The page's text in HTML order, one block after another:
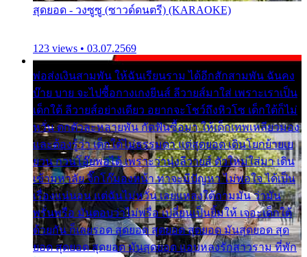
สุดยอด - วงซูซู (ซาวด์ดนตรี) (KARAOKE)
123 views • 03.07.2569
พ่อส่งเงินสามพัน ให้ฉันเรียนราม ได้อีกสักสามพัน ฉันคง
บ๊าย บาย จะไปซื้อกางเกงยีนส์ ลีวายส์มาใส่ เพราะเราเป็น
เด็กใต้ ลีวายส์อย่างเดียว อยากจะโชว์ถึงหิวโซ เด็กใต้ก็ไม่
หวั่น ตกตัวละหลายพัน กัดฟันซื้อมา ให้เด็กเทพเหลียวมอง
และต้องรู้ว่า เด็กใต้ไม่ธรรมดา แต่สุดยอด เดินโยกย้ายเย
ยวน กวนโอ๊ยพอได้ เพราะว่านุ่งลีวายส์ ตัวใหม่ใส่มา เดิน
เข้ามหาลัย จิ๊กโก๊มองหน้า ท่าจะมีปัญหา ไม่พอใจ ได้เป็น
เรื่องแน่นอน แต่ฉันไม่หวั่น เลยแหลงใต้ถามมัน ว่ามัน
พรั่นพรือ มันตอบว่าไม่พรื่อ เปลี่ยนเป็นยิ้มให้ เจอะเด็กใต้
ด้วยกัน ก็เลยรอด สุดยอด สุดยอด สุดยอด มันสุดยอด สุด
ยอด สุดยอด สุดยอด มันสุดยอด แอบหลงรักสาวราม ที่พัก